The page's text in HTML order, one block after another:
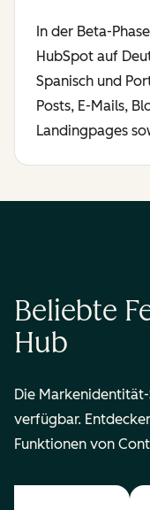
In der Beta-
HubSpot auf
Spanisch und
Posts, E-Mails,
Landingpages
Beliebte
Hub
Die
verfügbar.
Funktionen von